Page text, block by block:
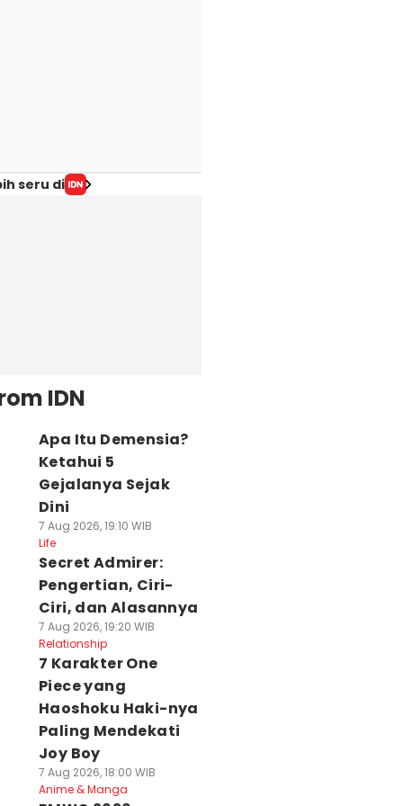
seru di
IDN
Apa Itu Demensia?
Ketahui 5
Gejalanya Sejak
Dini
7 Aug 2026, 19:10 WIB
Life
Secret Admirer:
Pengertian, Ciri-
Ciri, dan Alasannya
7 Aug 2026, 19:20 WIB
Relationship
7 Karakter One
Piece yang
Haoshoku Haki-nya
Paling Mendekati
Joy Boy
7 Aug 2026, 18:00 WIB
Anime & Manga